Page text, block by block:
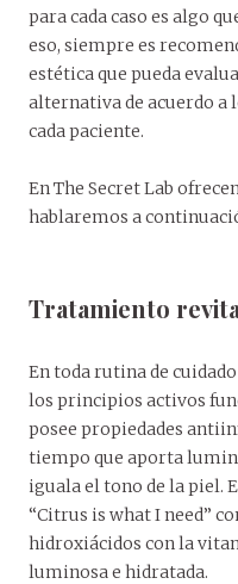
para cada caso es algo
eso, siempre es
estética que pueda
alternativa de acuerdo a
cada paciente.
En The Secret Lab
hablaremos a
Tratamiento
En toda rutina de
los principios activos
posee propiedades
tiempo que aporta
iguala el tono de la piel.
“Citrus is what I need”
hidroxiácidos con la
luminosa e hidratada.